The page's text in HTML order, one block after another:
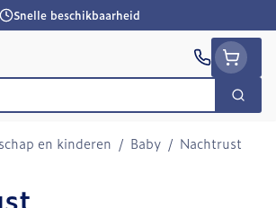
Snelle beschikbaarheid
Zoek
en kinderen / Baby / Nachtrust